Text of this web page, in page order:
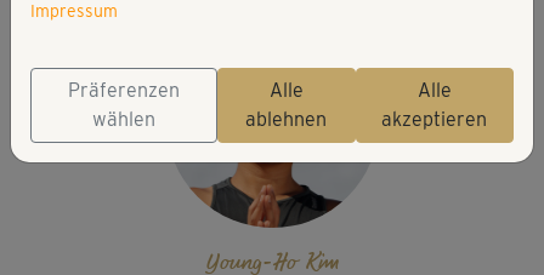
Young-Ho Kim
Impressum
Präferenzen
wählen
Alle
ablehnen
Alle
akzeptieren